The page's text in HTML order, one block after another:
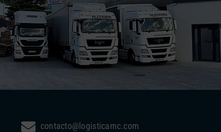
contacto@logisticamc.com